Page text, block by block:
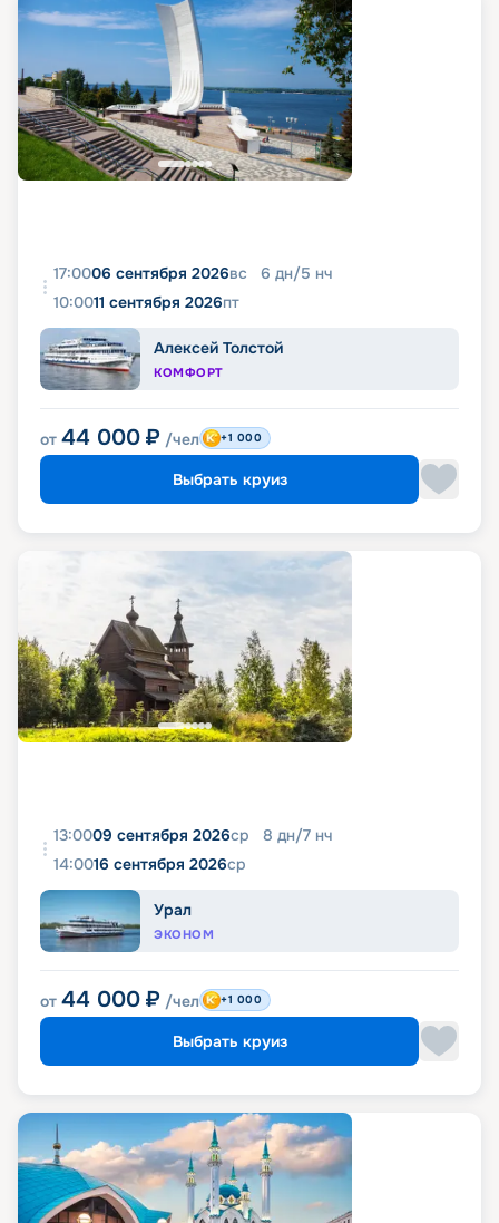
17:0006 сентября 2026вс 6 дн/5 нч
10:0011 сентября 2026пт
Алексей Толстой
КОМФОРТ
от 44 000 ₽ /чел +1 000
Выбрать круиз
13:0009 сентября 2026ср 8 дн/7 нч
14:0016 сентября 2026ср
Урал
ЭКОНОМ
от 44 000 ₽ /чел +1 000
Выбрать круиз